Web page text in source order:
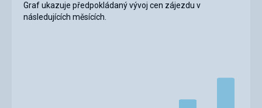
Graf ukazuje předpokládaný vývoj cen zájezdu v
následujících měsících.